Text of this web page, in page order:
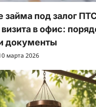
под залог
визита в офис:
документы
марта 2026